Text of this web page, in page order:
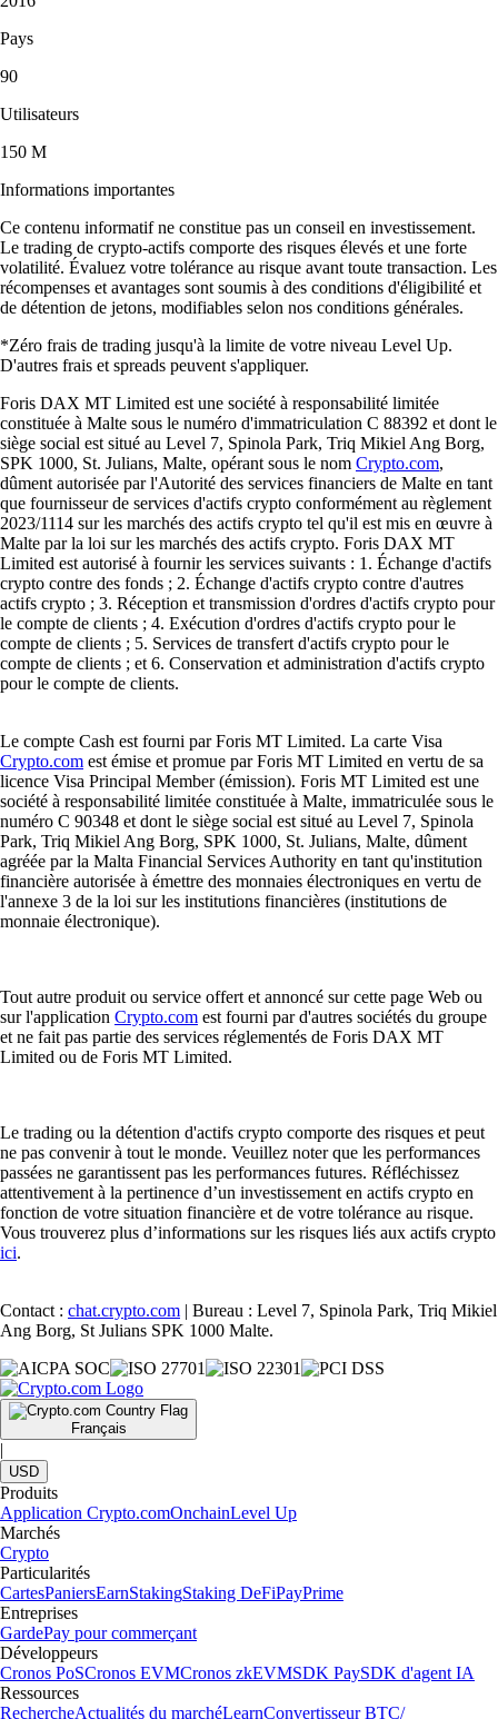
Pays
90
Utilisateurs
150 M
Informations importantes
Ce contenu informatif ne constitue pas un conseil en investissement.
Le trading de crypto-actifs comporte des risques élevés et une forte
volatilité. Évaluez votre tolérance au risque avant toute transaction. Les
récompenses et avantages sont soumis à des conditions d'éligibilité et
de détention de jetons, modifiables selon nos conditions générales.
*Zéro frais de trading jusqu'à la limite de votre niveau Level Up.
D'autres frais et spreads peuvent s'appliquer.
Foris DAX MT Limited est une société à responsabilité limitée
constituée à Malte sous le numéro d'immatriculation C 88392 et dont le
siège social est situé au Level 7, Spinola Park, Triq Mikiel Ang Borg,
SPK 1000, St. Julians, Malte, opérant sous le nom Crypto.com,
dûment autorisée par l'Autorité des services financiers de Malte en tant
que fournisseur de services d'actifs crypto conformément au règlement
2023/1114 sur les marchés des actifs crypto tel qu'il est mis en œuvre à
Malte par la loi sur les marchés des actifs crypto. Foris DAX MT
Limited est autorisé à fournir les services suivants : 1. Échange d'actifs
crypto contre des fonds ; 2. Échange d'actifs crypto contre d'autres
actifs crypto ; 3. Réception et transmission d'ordres d'actifs crypto pour
le compte de clients ; 4. Exécution d'ordres d'actifs crypto pour le
compte de clients ; 5. Services de transfert d'actifs crypto pour le
compte de clients ; et 6. Conservation et administration d'actifs crypto
pour le compte de clients.
Le compte Cash est fourni par Foris MT Limited. La carte Visa
Crypto.com est émise et promue par Foris MT Limited en vertu de sa
licence Visa Principal Member (émission). Foris MT Limited est une
société à responsabilité limitée constituée à Malte, immatriculée sous le
numéro C 90348 et dont le siège social est situé au Level 7, Spinola
Park, Triq Mikiel Ang Borg, SPK 1000, St. Julians, Malte, dûment
agréée par la Malta Financial Services Authority en tant qu'institution
financière autorisée à émettre des monnaies électroniques en vertu de
l'annexe 3 de la loi sur les institutions financières (institutions de
monnaie électronique).
Tout autre produit ou service offert et annoncé sur cette page Web ou
sur l'application Crypto.com est fourni par d'autres sociétés du groupe
et ne fait pas partie des services réglementés de Foris DAX MT
Limited ou de Foris MT Limited.
Le trading ou la détention d'actifs crypto comporte des risques et peut
ne pas convenir à tout le monde. Veuillez noter que les performances
passées ne garantissent pas les performances futures. Réfléchissez
attentivement à la pertinence d’un investissement en actifs crypto en
fonction de votre situation financière et de votre tolérance au risque.
Vous trouverez plus d’informations sur les risques liés aux actifs crypto
ici.
Contact : chat.crypto.com | Bureau : Level 7, Spinola Park, Triq Mikiel
Ang Borg, St Julians SPK 1000 Malte.
Français
|
USD
Produits
Application Crypto.comOnchainLevel Up
Marchés
Crypto
Particularités
CartesPaniersEarnStakingStaking DeFiPayPrime
Entreprises
GardePay pour commerçant
Développeurs
Cronos PoSCronos EVMCronos zkEVMSDK PaySDK d'agent IA
Ressources
RechercheActualités du marchéLearnConvertisseur BTC/